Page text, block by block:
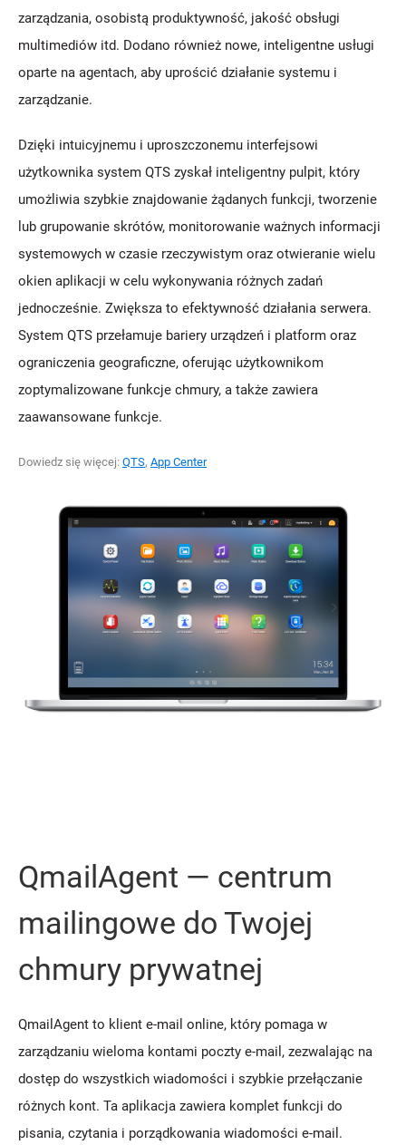
zarządzania, osobistą produktywność, jakość obsługi
multimediów itd. Dodano również nowe, inteligentne usługi
oparte na agentach, aby uprościć działanie systemu i
zarządzanie.
Dzięki intuicyjnemu i uproszczonemu interfejsowi
użytkownika system QTS zyskał inteligentny pulpit, który
umożliwia szybkie znajdowanie żądanych funkcji, tworzenie
lub grupowanie skrótów, monitorowanie ważnych informacji
systemowych w czasie rzeczywistym oraz otwieranie wielu
okien aplikacji w celu wykonywania różnych zadań
jednocześnie. Zwiększa to efektywność działania serwera.
System QTS przełamuje bariery urządzeń i platform oraz
ograniczenia geograficzne, oferując użytkownikom
zoptymalizowane funkcje chmury, a także zawiera
zaawansowane funkcje.
Dowiedz się więcej: QTS, App Center
QmailAgent — centrum
mailingowe do Twojej
chmury prywatnej
QmailAgent to klient e-mail online, który pomaga w
zarządzaniu wieloma kontami poczty e-mail, zezwalając na
dostęp do wszystkich wiadomości i szybkie przełączanie
różnych kont. Ta aplikacja zawiera komplet funkcji do
pisania, czytania i porządkowania wiadomości e-mail.